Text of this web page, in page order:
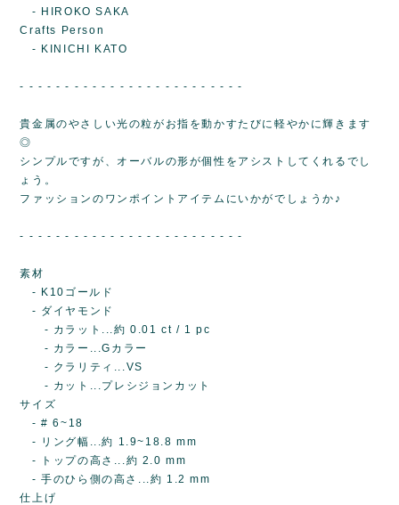
- HIROKO SAKA
Crafts Person
- KINICHI KATO
- - - - - - - - - - - - - - - - - - - - - - - - -
貴金属のやさしい光の粒がお指を動かすたびに軽やかに輝きます
◎
シンプルですが、オーバルの形が個性をアシストしてくれるでし
ょう。
ファッションのワンポイントアイテムにいかがでしょうか♪
- - - - - - - - - - - - - - - - - - - - - - - - -
素材
- K10ゴールド
- ダイヤモンド
- カラット...約 0.01 ct / 1 pc
- カラー...Gカラー
- クラリティ...VS
- カット...プレシジョンカット
サイズ
- # 6~18
- リング幅...約 1.9~18.8 mm
- トップの高さ...約 2.0 mm
- 手のひら側の高さ...約 1.2 mm
仕上げ